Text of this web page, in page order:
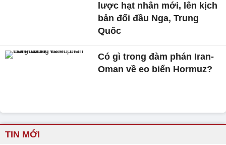
lược hạt nhân mới, lên kịch
bản đối đầu Nga, Trung
Quốc
Có gì trong đàm phán Iran-
Oman về eo biển Hormuz?
TIN MỚI